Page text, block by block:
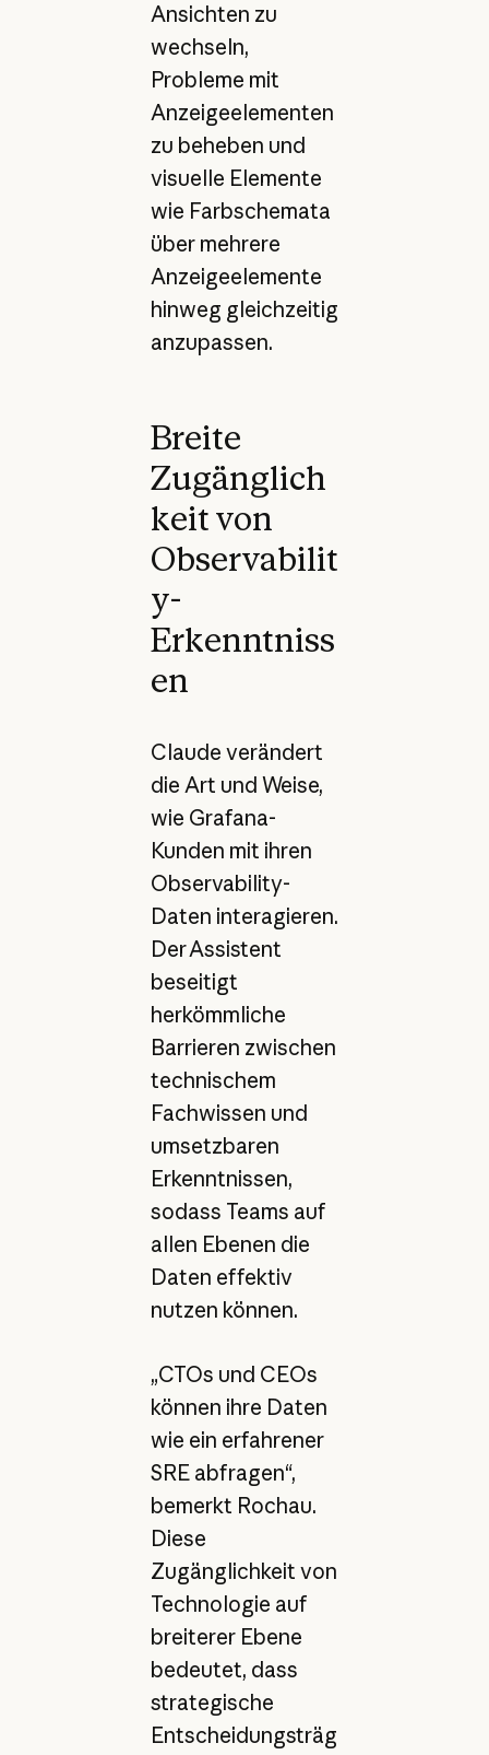
Ansichten zu
wechseln,
Probleme mit
Anzeigeelementen
zu beheben und
visuelle Elemente
wie Farbschemata
über mehrere
Anzeigeelemente
hinweg gleichzeitig
anzupassen.
Breite
Zugänglich
keit von
Observabilit
y-
Erkenntniss
en
Claude verändert
die Art und Weise,
wie Grafana-
Kunden mit ihren
Observability-
Daten interagieren.
Der Assistent
beseitigt
herkömmliche
Barrieren zwischen
technischem
Fachwissen und
umsetzbaren
Erkenntnissen,
sodass Teams auf
allen Ebenen die
Daten effektiv
nutzen können.
„CTOs und CEOs
können ihre Daten
wie ein erfahrener
SRE abfragen“,
bemerkt Rochau.
Diese
Zugänglichkeit von
Technologie auf
breiterer Ebene
bedeutet, dass
strategische
Entscheidungsträg